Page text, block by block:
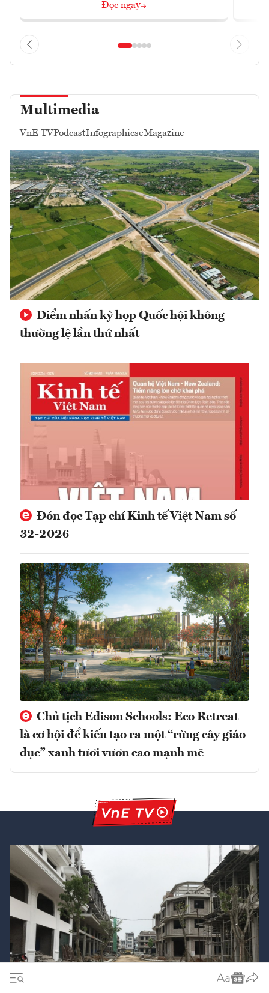
Đọc ngay
Multimedia
VnE TVPodcastInfographicseMagazine
Điểm nhấn kỳ họp Quốc hội không
thường lệ lần thứ nhất
Đón đọc Tạp chí Kinh tế Việt Nam số
32-2026
Chủ tịch Edison Schools: Eco Retreat
là cơ hội để kiến tạo ra một “rừng cây giáo
dục” xanh tươi vươn cao mạnh mẽ